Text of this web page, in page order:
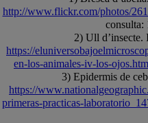
http://www.flickr.com/photos/
consulta:
2) Ull d’insecte.
https://
en-los-animales-iv-los-
3) Epidermis de
https://
primeras-practicas-